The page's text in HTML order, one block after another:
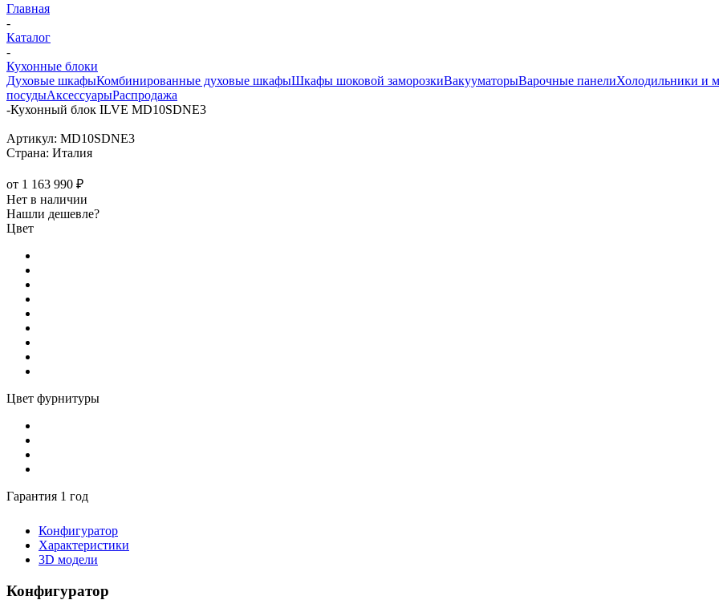
Главная
-
Каталог
-
Кухонные блоки
Духовые шкафыКомбинированные духовые шкафыШкафы шоковой заморозкиВакууматорыВарочные панелиХолодильники и
посудыАксессуарыРаспродажа
-Кухонный блок ILVE MD10SDNE3
Артикул: MD10SDNE3
Страна: Италия
от 1 163 990 ₽
Нет в наличии
Нашли дешевле?
Цвет
Цвет фурнитуры
Гарантия 1 год
Конфигуратор
Характеристики
3D модели
Конфигуратор